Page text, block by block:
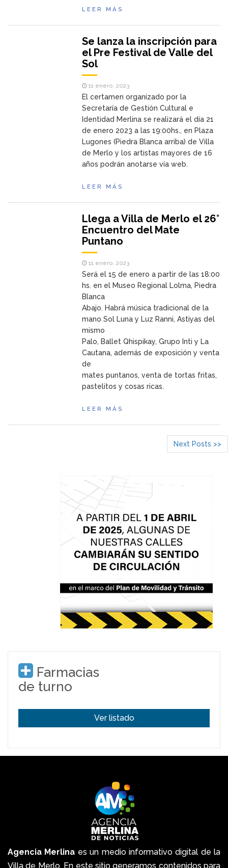
LEER MÁS
Se lanza la inscripción para
el Pre Festival de Valle del
Sol
11 enero, 2023
El certamen organizado por la
Secretaría de Gestión Cultural e
Identidad Merlina se realizará el día 21
de enero 2023 a las 19:00hs., en Plaza
Lugones (Piedra Blanca arriba) de Villa
de Merlo y los artistas mayores de 16
años podrán anotarse vía web.
LEER MÁS
Llega a Villa de Merlo el 26°
Encuentro del Mate
Puntano
11 enero, 2023
Será el 15 de enero a partir de las 18:00
hs. en el Museo Regional Lolma, Piedra
Blanca
Abajo. Habrá música tradicional de la
mano Sol Luna y Luz Ranni, Astiyas del
mismo
Palo, Ballet Qhispikay, Grupo Inti y La
Cautana, además de exposición y venta
de
mates puntanos, venta de tortas fritas,
pastelitos y cosas ricas.
LEER MÁS
Next Posts >>
Farmacias
de turno
Ver listado
Agencia Merlina es un medio informativo digital de la
Villa de Merlo. En este sitio generamos contenidos para